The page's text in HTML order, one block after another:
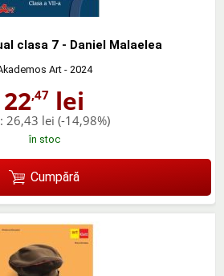
clasa 7 - Daniel Malaelea
Art- 2024
22,47 lei
26,43 lei (-14,98%)
în stoc
Cumpără